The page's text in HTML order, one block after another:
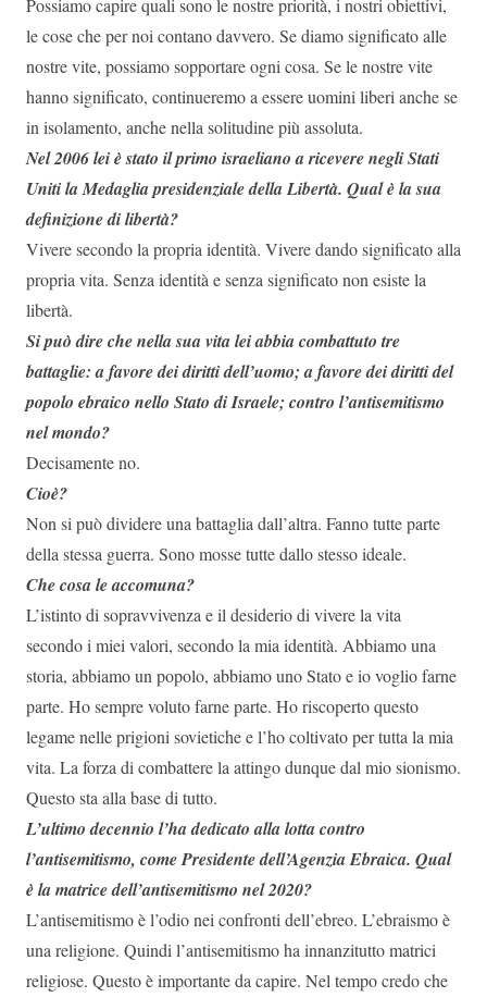
Possiamo capire quali sono le nostre priorità, i nostri obiettivi,
le cose che per noi contano davvero. Se diamo significato alle
nostre vite, possiamo sopportare ogni cosa. Se le nostre vite
hanno significato, continueremo a essere uomini liberi anche se
in isolamento, anche nella solitudine più assoluta.
Nel 2006 lei è stato il primo israeliano a ricevere negli Stati
Uniti la Medaglia presidenziale della Libertà. Qual è la sua
definizione di libertà?
Vivere secondo la propria identità. Vivere dando significato alla
propria vita. Senza identità e senza significato non esiste la
libertà.
Si può dire che nella sua vita lei abbia combattuto tre
battaglie: a favore dei diritti dell’uomo; a favore dei diritti del
popolo ebraico nello Stato di Israele; contro l’antisemitismo
nel mondo?
Decisamente no.
Cioè?
Non si può dividere una battaglia dall’altra. Fanno tutte parte
della stessa guerra. Sono mosse tutte dallo stesso ideale.
Che cosa le accomuna?
L’istinto di sopravvivenza e il desiderio di vivere la vita
secondo i miei valori, secondo la mia identità. Abbiamo una
storia, abbiamo un popolo, abbiamo uno Stato e io voglio farne
parte. Ho sempre voluto farne parte. Ho riscoperto questo
legame nelle prigioni sovietiche e l’ho coltivato per tutta la mia
vita. La forza di combattere la attingo dunque dal mio sionismo.
Questo sta alla base di tutto.
L’ultimo decennio l’ha dedicato alla lotta contro
l’antisemitismo, come Presidente dell’Agenzia Ebraica. Qual
è la matrice dell’antisemitismo nel 2020?
L’antisemitismo è l’odio nei confronti dell’ebreo. L’ebraismo è
una religione. Quindi l’antisemitismo ha innanzitutto matrici
religiose. Questo è importante da capire. Nel tempo credo che